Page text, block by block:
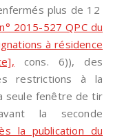
plus de 12
2015-527 QPC du
à résidence
cons. 6)), des
restrictions à la
seule fenêtre de tir
la seconde
la publication du